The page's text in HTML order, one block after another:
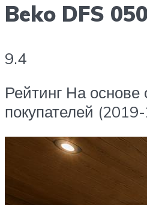
Beko DFS
9.4
Рейтинг На основе
покупателей